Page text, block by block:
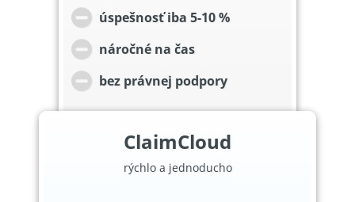
úspešnosť iba 5-10 %
náročné na čas
bez právnej podpory
ClaimCloud
rýchlo a jednoducho